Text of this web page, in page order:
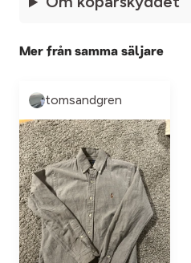
Mer från samma säljare
tomsandgren